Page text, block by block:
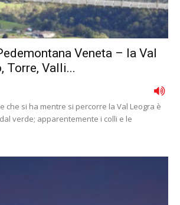
Veneta – la Val
Torre, Valli...
che si ha mentre si percorre la Val Leogra è
verde; apparentemente i colli e le